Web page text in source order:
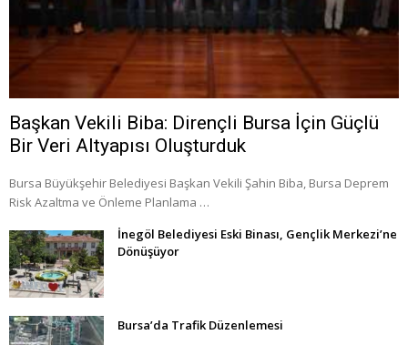
Başkan Vekili Biba: Dirençli Bursa İçin Güçlü
Bir Veri Altyapısı Oluşturduk
Bursa Büyükşehir Belediyesi Başkan Vekili Şahin Biba, Bursa Deprem
Risk Azaltma ve Önleme Planlama …
İnegöl Belediyesi Eski Binası, Gençlik Merkezi’ne
Dönüşüyor
Bursa’da Trafik Düzenlemesi